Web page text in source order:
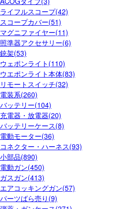
ライフルスコープ(42)
スコープカバー(51)
マグニファイヤー(11)
照準器アクセサリー(6)
銃架(53)
ウェポンライト(110)
ウエポンライト本体(83)
リモートスイッチ(32)
電装系(260)
バッテリー(104)
充電器・放電器(20)
バッテリーケース(8)
電動モーター(36)
コネクター・ハーネス(93)
小部品(890)
電動ガン(450)
ガスガン(413)
エアコッキングガン(57)
パーツばら売り(9)